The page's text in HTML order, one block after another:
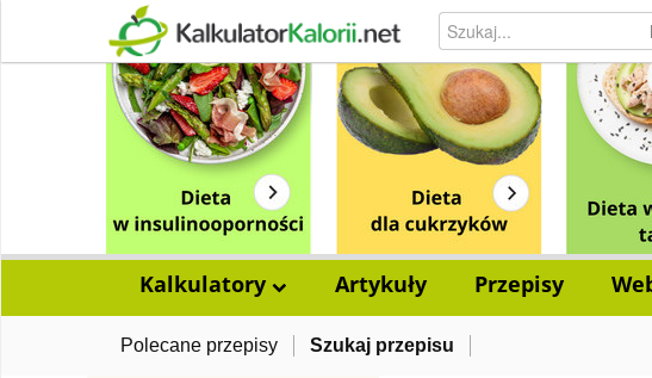
Kalkulatory Artykuły Przepisy
Polecane przepisy Szukaj przepisu